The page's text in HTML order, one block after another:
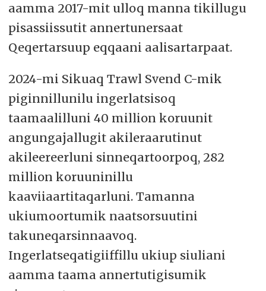
aamma 2017-mit ulloq manna tikillugu
pisassiissutit annertunersaat
Qeqertarsuup eqqaani aalisartarpaat.
2024-mi Sikuaq Trawl Svend C-mik
piginnillunilu ingerlatsisoq
taamaalilluni 40 million koruunit
angungajallugit akileraarutinut
akileereerluni sinneqartoorpoq, 282
million koruuninillu
kaaviiaartitaqarluni. Tamanna
ukiumoortumik naatsorsuutini
takuneqarsinnaavoq.
Ingerlatseqatigiiffillu ukiup siuliani
aamma taama annertutigisumik